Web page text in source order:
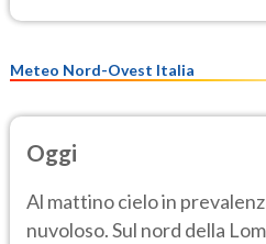
Meteo Nord-Ovest Italia
Oggi
Al mattino cielo in
nuvoloso. Sul nord della